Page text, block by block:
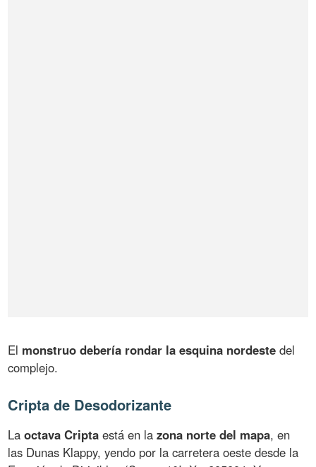
El monstruo debería rondar la esquina nordeste del
complejo.
Cripta de Desodorizante
Laoctava Cripta está en lazona norte del mapa, en
las Dunas Klappy, yendo por la carretera oeste desde la